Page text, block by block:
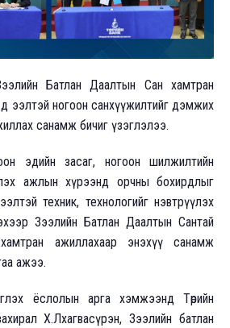
Батлан Даалтын Сан хамтран
ээлтэй ногоон санхүүжилтийг дэмжих
санамж бичиг үзэглэлээ.
эдийн засаг, ногоон шилжилтийн
ажлын хүрээнд орчны бохирдлыг
техник, технологийг нэвтрүүлэх
Зээлийн Батлан Даалтын Сантай
ажиллахаар энэхүү санамж
ажээ.
ёслолын арга хэмжээнд Төрийн
Х.Лхагвасүрэн, Зээлийн батлан